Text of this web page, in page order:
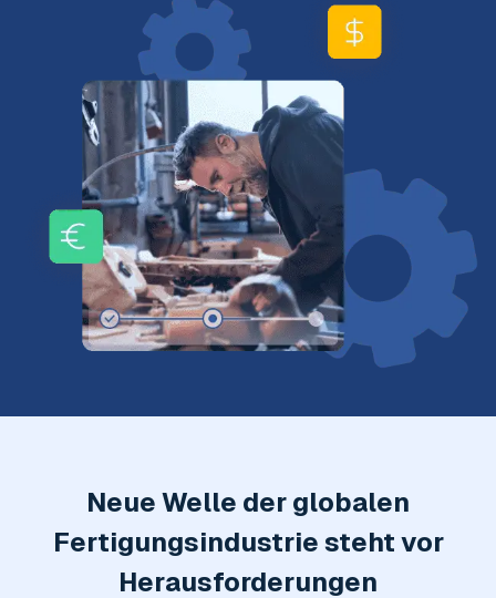
Neue Welle der globalen
Fertigungsindustrie steht vor
Herausforderungen